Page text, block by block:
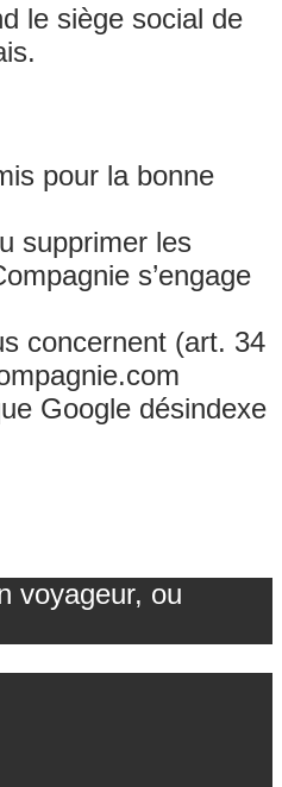
le siège social de
pour la bonne
supprimer les
s’engage
concernent (art. 34
Google désindexe
voyageur, ou